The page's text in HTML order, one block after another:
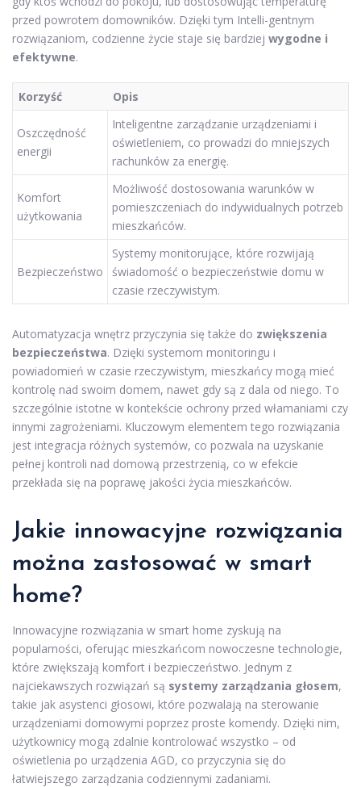
przed powrotem domowników. Dzięki tym Intelli-gentnym
rozwiązaniom, codzienne życie staje się bardziej wygodne i
efektywne.
Korzyść Opis
Oszczędność
energii
Inteligentne zarządzanie urządzeniami i
oświetleniem, co prowadzi do mniejszych
rachunków za energię.
Komfort
użytkowania
Możliwość dostosowania warunków w
pomieszczeniach do indywidualnych potrzeb
mieszkańców.
Bezpieczeństwo
Systemy monitorujące, które rozwijają
świadomość o bezpieczeństwie domu w
czasie rzeczywistym.
Automatyzacja wnętrz przyczynia się także do zwiększenia
bezpieczeństwa. Dzięki systemom monitoringu i
powiadomień w czasie rzeczywistym, mieszkańcy mogą mieć
kontrolę nad swoim domem, nawet gdy są z dala od niego. To
szczególnie istotne w kontekście ochrony przed włamaniami czy
innymi zagrożeniami. Kluczowym elementem tego rozwiązania
jest integracja różnych systemów, co pozwala na uzyskanie
pełnej kontroli nad domową przestrzenią, co w efekcie
przekłada się na poprawę jakości życia mieszkańców.
Jakie innowacyjne rozwiązania
można zastosować w smart
home?
Innowacyjne rozwiązania w smart home zyskują na
popularności, oferując mieszkańcom nowoczesne technologie,
które zwiększają komfort i bezpieczeństwo. Jednym z
najciekawszych rozwiązań są systemy zarządzania głosem,
takie jak asystenci głosowi, które pozwalają na sterowanie
urządzeniami domowymi poprzez proste komendy. Dzięki nim,
użytkownicy mogą zdalnie kontrolować wszystko – od
oświetlenia po urządzenia AGD, co przyczynia się do
łatwiejszego zarządzania codziennymi zadaniami.